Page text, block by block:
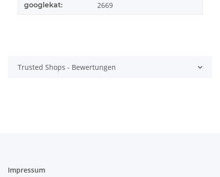
googlekat: 2669
Trusted Shops - Bewertungen
Impressum